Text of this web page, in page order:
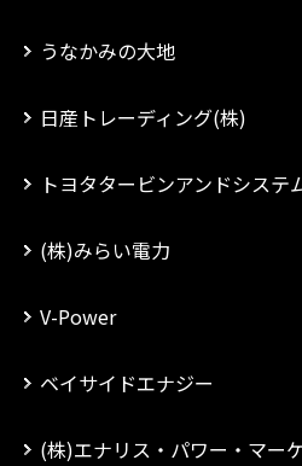
うなかみの大地
日産トレーディング(株)
トヨタタービンアンドシステ
(株)みらい電力
V-Power
ベイサイドエナジー
(株)エナリス・パワー・マー